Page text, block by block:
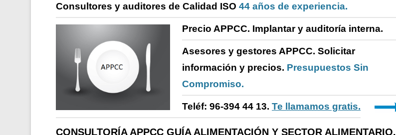
Consultores y auditores de Calidad ISO 44 años de experiencia.
Precio APPCC. Implantar y auditoría interna.
Asesores y gestores APPCC. Solicitar
información y precios. Presupuestos Sin
Compromiso.
Teléf: 96-394 44 13. Te llamamos gratis.
CONSULTORÍA APPCC GUÍA ALIMENTACIÓN Y SECTOR ALIMENTARIO.